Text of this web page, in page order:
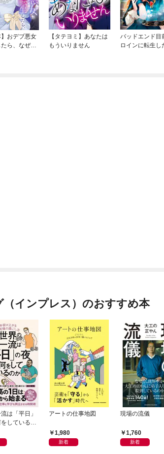
】おデブ悪女
ら、なぜか
【タテヨミ】あなたは
もういりません
バッドエンド目
ロインに転生し
インプレス）のおすすめ本
は「平日」
しているの
アートの仕事地図
1,980
新着
現場の流儀
1,760
新着